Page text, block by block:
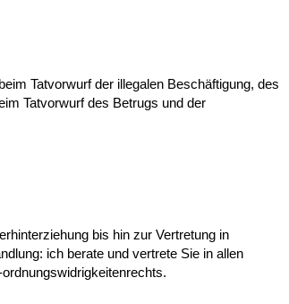
Tatvorwurf der illegalen Beschäftigung, des
Tatvorwurf des Betrugs und der
bis hin zur Vertretung in
ich berate und vertrete Sie in allen